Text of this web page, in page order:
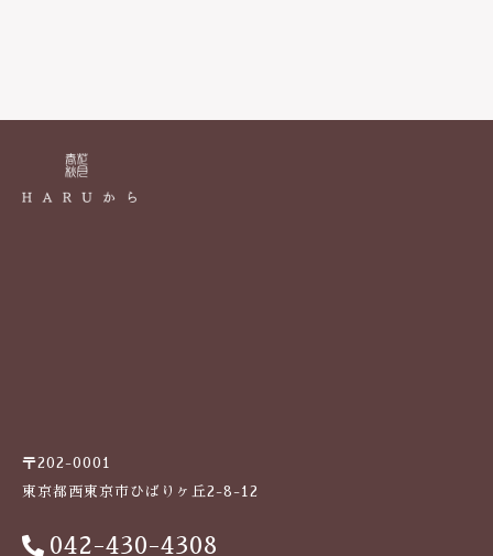
〒202-0001
東京都西東京市ひばりヶ丘2-8-12
042-430-4308